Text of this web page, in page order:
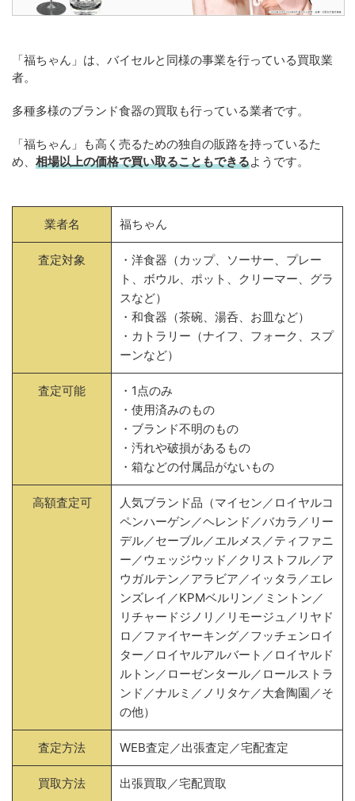
「福ちゃん」は、バイセルと同様の事業を行っている買取業
者。
多種多様のブランド食器の買取も行っている業者です。
「福ちゃん」も高く売るための独自の販路を持っているた
め、 相場以上の価格で買い取ることもできるようです。
業者名 福ちゃん
査定対象
・洋食器（カップ、ソーサー、プレー
ト、ボウル、ポット、クリーマー、グラ
スなど）
・和食器（茶碗、湯呑、お皿など）
・カトラリー（ナイフ、フォーク、スプ
ーンなど）
査定可能
・1点のみ
・使用済みのもの
・ブランド不明のもの
・汚れや破損があるもの
・箱などの付属品がないもの
高額査定可
人気ブランド品（マイセン／ロイヤルコ
ペンハーゲン／ヘレンド／バカラ／リー
デル／セーブル／エルメス／ティファニ
ー／ウェッジウッド／クリストフル／ア
ウガルテン／アラビア／イッタラ／エレ
ンズレイ／KPMベルリン／ミントン／
リチャードジノリ／リモージュ／リヤド
ロ／ファイヤーキング／フッチェンロイ
ター／ロイヤルアルバート／ロイヤルド
ルトン／ローゼンタール／ロールストラ
ンド／ナルミ／ノリタケ／大倉陶園／そ
の他）
査定方法 WEB査定／出張査定／宅配査定
買取方法 出張買取／宅配買取